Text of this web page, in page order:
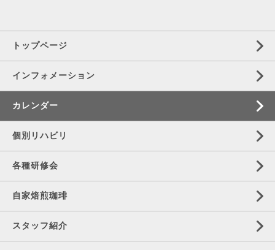
トップページ
インフォメーション
カレンダー
個別リハビリ
各種研修会
自家焙煎珈琲
スタッフ紹介